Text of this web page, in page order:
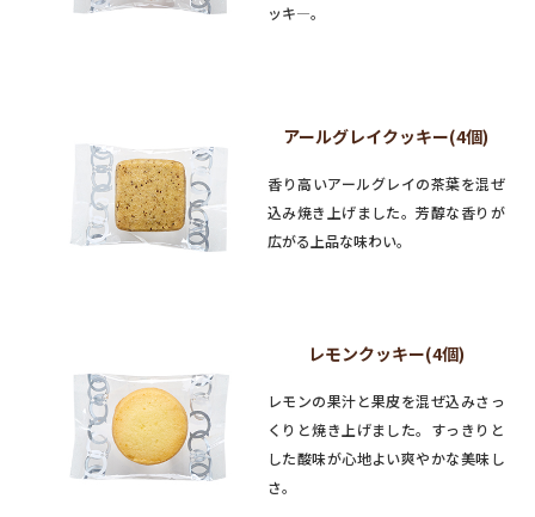
ッキ―。
アールグレイクッキー(4個)
香り高いアールグレイの茶葉を混ぜ
込み焼き上げました。芳醇な香りが
広がる上品な味わい。
レモンクッキー(4個)
レモンの果汁と果皮を混ぜ込みさっ
くりと焼き上げました。すっきりと
した酸味が心地よい爽やかな美味し
さ。